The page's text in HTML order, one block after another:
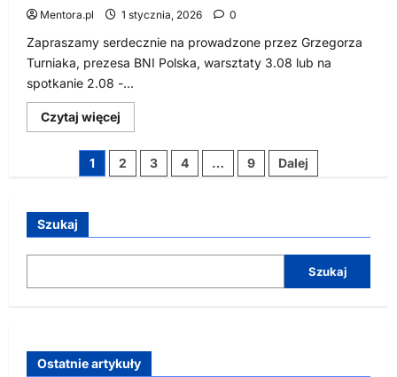
Mentora.pl 1 stycznia, 2026 0
Zapraszamy serdecznie na prowadzone przez Grzegorza
Turniaka, prezesa BNI Polska, warsztaty 3.08 lub na
spotkanie 2.08 -...
Czytaj więcej
się
o
Letnia
Akademia
i
Clark
Stronicowanie
1 2 3 4 … 9 Dalej
Szukaj
Szukaj
Ostatnie artykuły